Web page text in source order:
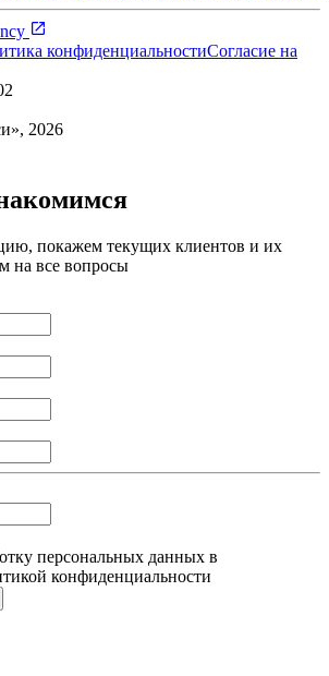
конфиденциальностиСогласие на
, 2026
покажем текущих клиентов и их
на все вопросы
персональных данных в
конфиденциальности